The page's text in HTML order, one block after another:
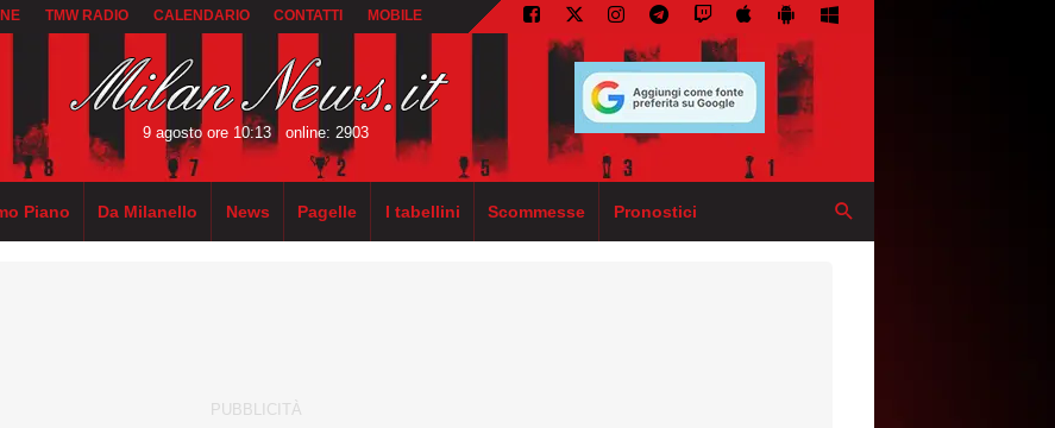
TMW RADIO CALENDARIO CONTATTI MOBILE
9 agosto ore 10:13 online: 2903
Piano Da Milanello News Pagelle I tabellini Scommesse Pronostici